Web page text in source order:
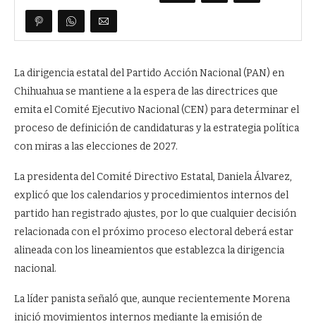
La dirigencia estatal del Partido Acción Nacional (PAN) en
Chihuahua se mantiene a la espera de las directrices que
emita el Comité Ejecutivo Nacional (CEN) para determinar el
proceso de definición de candidaturas y la estrategia política
con miras a las elecciones de 2027.
La presidenta del Comité Directivo Estatal, Daniela Álvarez,
explicó que los calendarios y procedimientos internos del
partido han registrado ajustes, por lo que cualquier decisión
relacionada con el próximo proceso electoral deberá estar
alineada con los lineamientos que establezca la dirigencia
nacional.
La líder panista señaló que, aunque recientemente Morena
inició movimientos internos mediante la emisión de